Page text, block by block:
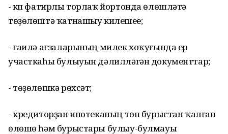
- күп фатирлы торлаҡ йортонда өлөшләтә
төҙөлөштә ҡатнашыу килешеүе;
- ғаилә ағзаларының милек хоҡуғында ер
участкаһы булыуын дәлилләгән документтар;
- төҙөлөшкә рөхсәт;
- кредиторҙан ипотеканың төп бурыстан ҡалған
өлөшө һәм бурыстары булыу-булмауы